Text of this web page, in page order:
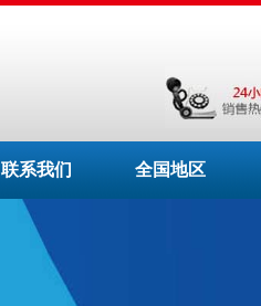
联系我们 全国地区